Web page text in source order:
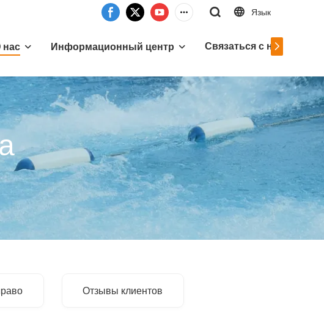
Язык
нас Информационный центр Связаться с нами
Отзывы клиентов